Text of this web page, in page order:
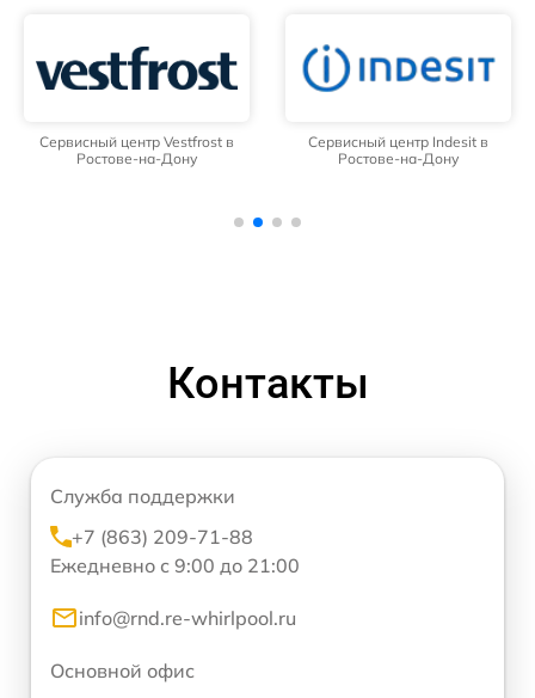
Сервисный центр Vestfrost в
Ростове-на-Дону
Сервисный центр Indesit в
Ростове-на-Дону
Контакты
Служба поддержки
+7 (863) 209-71-88
Ежедневно с 9:00 до 21:00
info@rnd.re-whirlpool.ru
Основной офис